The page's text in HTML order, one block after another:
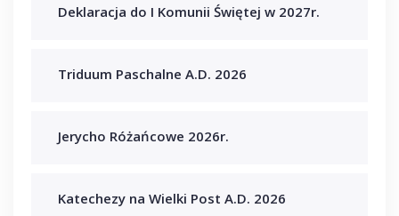
Deklaracja do I Komunii Świętej w 2027r.
Triduum Paschalne A.D. 2026
Jerycho Różańcowe 2026r.
Katechezy na Wielki Post A.D. 2026